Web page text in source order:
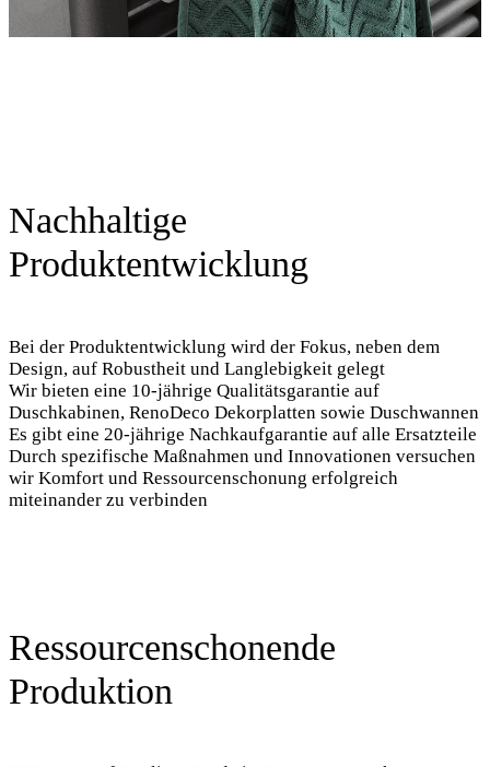
Nachhaltige
Produktentwicklung
Design, auf Robustheit und Langlebigkeit gelegt
Wir bieten eine 10-jährige Qualitätsgarantie auf
Duschkabinen, RenoDeco Dekorplatten sowie Duschwannen
Es gibt eine 20-jährige Nachkaufgarantie auf alle Ersatzteile
Durch spezifische Maßnahmen und Innovationen versuchen
wir Komfort und Ressourcenschonung erfolgreich
miteinander zu verbinden
Ressourcenschonende
Produktion